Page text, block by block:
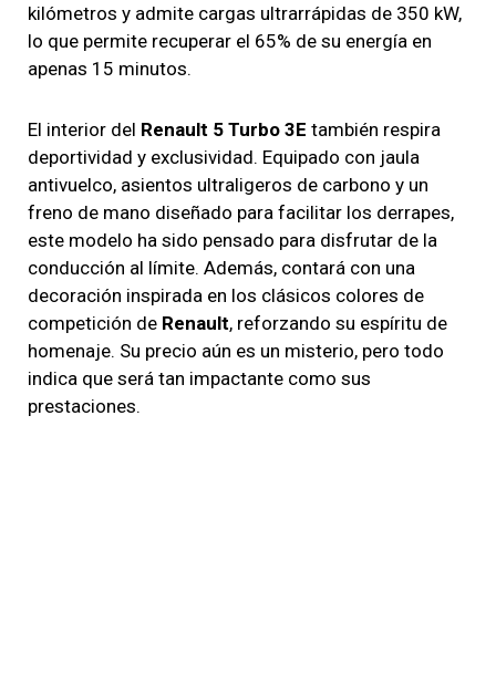
kilómetros y admite cargas ultrarrápidas de 350 kW,
lo que permite recuperar el 65% de su energía en
apenas 15 minutos.
El interior del Renault 5 Turbo 3E también respira
deportividad y exclusividad. Equipado con jaula
antivuelco, asientos ultraligeros de carbono y un
freno de mano diseñado para facilitar los derrapes,
este modelo ha sido pensado para disfrutar de la
conducción al límite. Además, contará con una
decoración inspirada en los clásicos colores de
competición de Renault, reforzando su espíritu de
homenaje. Su precio aún es un misterio, pero todo
indica que será tan impactante como sus
prestaciones.